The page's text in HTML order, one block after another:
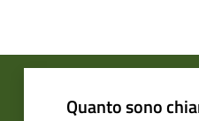
Quanto sono